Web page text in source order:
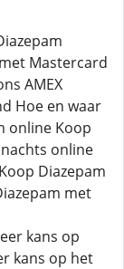
Mastercard
AMEX
Hoe en waar
online Koop
online
Diazepam
met
kans op
kans op het